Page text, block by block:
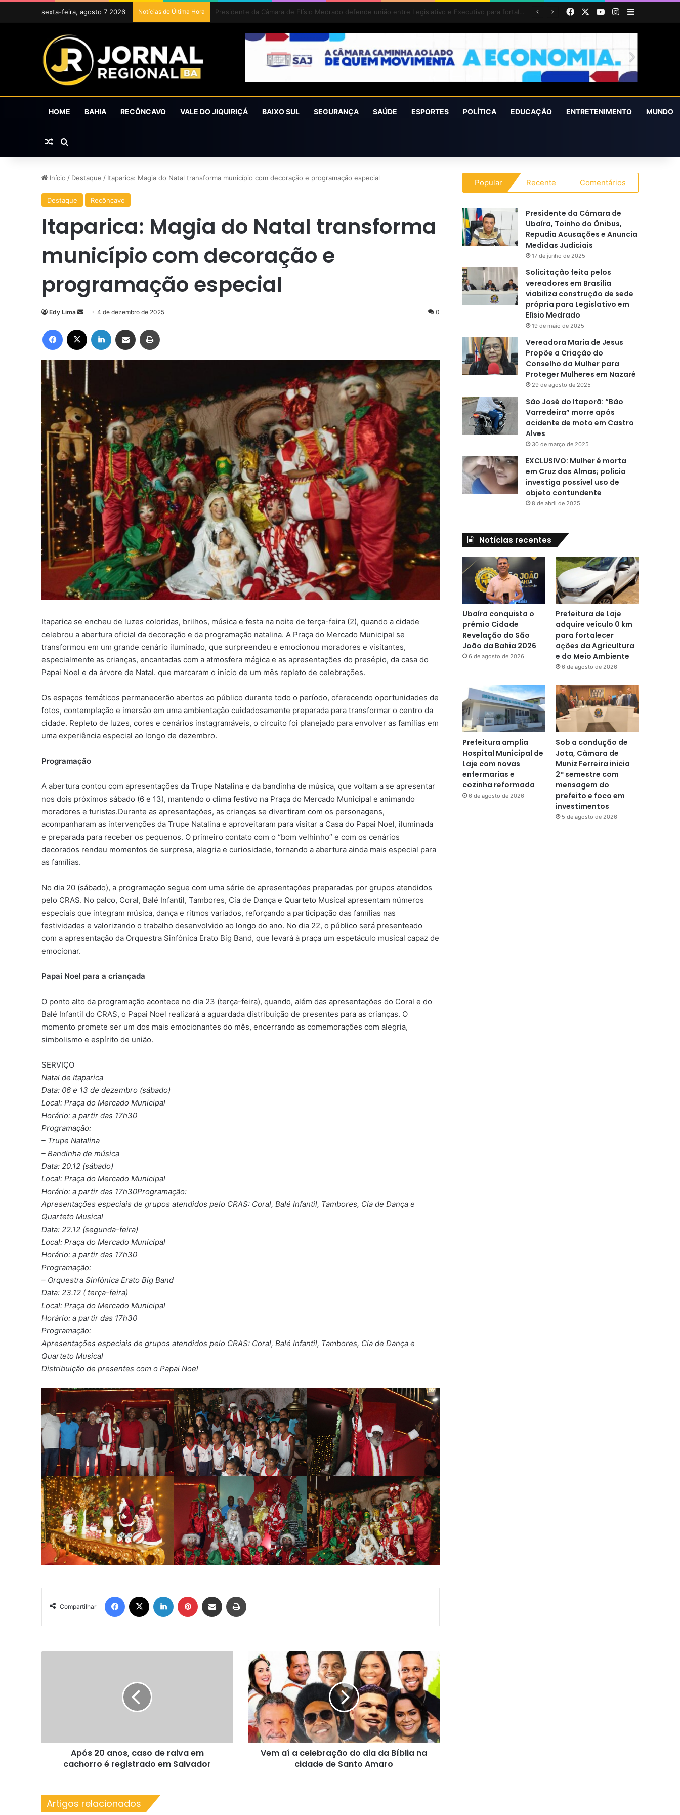
sexta-feira, agosto 7 2026 Notícias de Última Hora Ubaíra conquista o prêmio Cidade Revelação do São João da Bahia 2026 FacebookYouTubeInstagram
Barra
HOME BAHIA RECÔNCAVO VALE DO JIQUIRIÇÁ BAIXO SUL SEGURANÇA SAÚDE ESPORTES POLÍTICA EDUCAÇÃO ENTRETENIMENTO MUNDO
Artigo aleatório
Procurar por
Início / Destaque / Itaparica: Magia do Natal transforma município com decoração e programação especial
Destaque Recôncavo
Itaparica: Magia do Natal transforma
município com decoração e
programação especial
Edy Lima
Mande
e-
mail
4 de dezembro de 2025 0
Facebook Linkedin Compartilhar via e-mail
Itaparica se encheu de luzes coloridas, brilhos, música e festa na noite de terça-feira (2), quando a cidade
celebrou a abertura oficial da decoração e da programação natalina. A Praça do Mercado Municipal se
transformou em um grande cenário iluminado, que surpreendeu e emocionou moradores e visitantes,
especialmente as crianças, encantadas com a atmosfera mágica e as apresentações do presépio, da casa do
Papai Noel e da árvore de Natal. que marcaram o início de um mês repleto de celebrações.
Os espaços temáticos permanecerão abertos ao público durante todo o período, oferecendo oportunidades de
fotos, contemplação e imersão em uma ambientação cuidadosamente preparada para transformar o centro da
cidade. Repleto de luzes, cores e cenários instagramáveis, o circuito foi planejado para envolver as famílias em
uma experiência especial ao longo de dezembro.
Programação
A abertura contou com apresentações da Trupe Natalina e da bandinha de música, que voltam a se apresentar
nos dois próximos sábado (6 e 13), mantendo o clima festivo na Praça do Mercado Municipal e animando
moradores e turistas.Durante as apresentações, as crianças se divertiram com os personagens,
acompanharam as intervenções da Trupe Natalina e aproveitaram para visitar a Casa do Papai Noel, iluminada
e preparada para receber os pequenos. O primeiro contato com o “bom velhinho” e com os cenários
decorados rendeu momentos de surpresa, alegria e curiosidade, tornando a abertura ainda mais especial para
as famílias.
No dia 20 (sábado), a programação segue com uma série de apresentações preparadas por grupos atendidos
pelo CRAS. No palco, Coral, Balé Infantil, Tambores, Cia de Dança e Quarteto Musical apresentam números
especiais que integram música, dança e ritmos variados, reforçando a participação das famílias nas
festividades e valorizando o trabalho desenvolvido ao longo do ano. No dia 22, o público será presenteado
com a apresentação da Orquestra Sinfônica Erato Big Band, que levará à praça um espetáculo musical capaz de
emocionar.
Papai Noel para a criançada
O ponto alto da programação acontece no dia 23 (terça-feira), quando, além das apresentações do Coral e do
Balé Infantil do CRAS, o Papai Noel realizará a aguardada distribuição de presentes para as crianças. O
momento promete ser um dos mais emocionantes do mês, encerrando as comemorações com alegria,
simbolismo e espírito de união.
SERVIÇO
Natal de Itaparica
Data: 06 e 13 de dezembro (sábado)
Local: Praça do Mercado Municipal
Horário: a partir das 17h30
Programação:
– Trupe Natalina
– Bandinha de música
Data: 20.12 (sábado)
Local: Praça do Mercado Municipal
Horário: a partir das 17h30Programação:
Apresentações especiais de grupos atendidos pelo CRAS: Coral, Balé Infantil, Tambores, Cia de Dança e
Quarteto Musical
Data: 22.12 (segunda-feira)
Local: Praça do Mercado Municipal
Horário: a partir das 17h30
Programação:
– Orquestra Sinfônica Erato Big Band
Data: 23.12 ( terça-feira)
Local: Praça do Mercado Municipal
Horário: a partir das 17h30
Programação:
Apresentações especiais de grupos atendidos pelo CRAS: Coral, Balé Infantil, Tambores, Cia de Dança e
Quarteto Musical
Distribuição de presentes com o Papai Noel
Compartilhar
Facebook Linkedin Pinterest Compartilhar via e-mail
é
registradoApós 20 anos, caso de raiva em
cachorro é registrado em Salvador
Vem
aí
a
celebração
do
dia
da
Bíblia
na
cidadeVem aí a celebração do dia da Bíblia na
cidade de Santo Amaro
Artigos relacionados
Popular Recente Comentários
Presidente da Câmara de
Ubaíra, Toinho do Ônibus,
Repudia Acusações e Anuncia
Medidas Judiciais
17 de junho de 2025
Solicitação feita pelos
vereadores em Brasília
viabiliza construção de sede
própria para Legislativo em
Elísio Medrado
19 de maio de 2025
Vereadora Maria de Jesus
Propõe a Criação do
Conselho da Mulher para
Proteger Mulheres em Nazaré
29 de agosto de 2025
São José do Itaporã: “Bão
Varredeira” morre após
acidente de moto em Castro
Alves
30 de março de 2025
EXCLUSIVO: Mulher é morta
em Cruz das Almas; polícia
investiga possível uso de
objeto contundente
8 de abril de 2025
Notícias recentes
Ubaíra conquista o
prêmio Cidade
Revelação do São
João da Bahia 2026
6 de agosto de 2026
Prefeitura de Laje
adquire veículo 0 km
para fortalecer
ações da Agricultura
e do Meio Ambiente
6 de agosto de 2026
Prefeitura amplia
Hospital Municipal de
Laje com novas
enfermarias e
cozinha reformada
6 de agosto de 2026
Sob a condução de
Jota, Câmara de
Muniz Ferreira inicia
2º semestre com
mensagem do
prefeito e foco em
investimentos
5 de agosto de 2026